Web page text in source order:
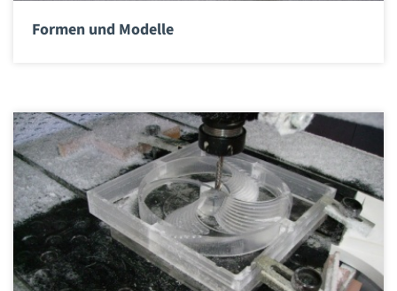
Formen und Modelle